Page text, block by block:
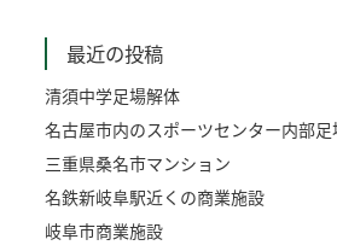
最近の投稿
清須中学足場解体
名古屋市内のスポーツセンター内部足
三重県桑名市マンション
名鉄新岐阜駅近くの商業施設
岐阜市商業施設